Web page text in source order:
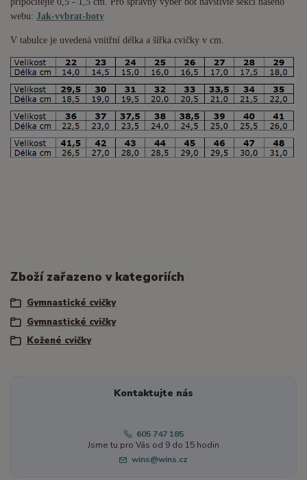
webu: Jak-vybrat-boty
V tabulce je uvedená vnitřní délka a šířka cvičky v cm.
Zboží zařazeno v kategoriích
Gymnastické cvičky
Gymnastické cvičky
Kožené cvičky
Kontaktujte nás
605 747 185
Jsme tu pro Vás od 9 do 15 hodin
wins@wins.cz